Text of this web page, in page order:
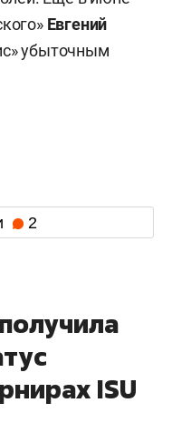
Евгений
убыточным
2
ISU